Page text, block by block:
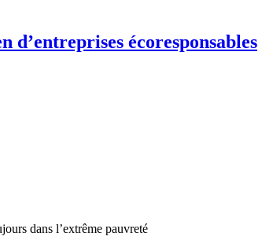
écoresponsables
dans l’extrême pauvreté